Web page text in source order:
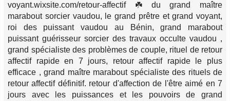
voyant.wixsite.com/retour-affectif ☘️ du grand maître
marabout sorcier vaudou, le grand prêtre et grand voyant,
roi des puissant vaudou au Bénin, grand marabout
puissant guérisseur sorcier des travaux occulte vaudou ,
grand spécialiste des problèmes de couple, rituel de retour
affectif rapide en 7 jours, retour affectif rapide le plus
efficace , grand maître marabout spécialiste des rituels de
retour affectif définitif. retour d'affection de l'être aimé en 7
jours avec les puissances et les pouvoirs de grand